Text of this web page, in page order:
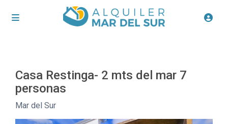
Casa Restinga- 2 mts del mar 7
personas
Mar del Sur